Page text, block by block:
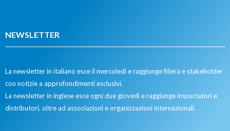
NEWSLETTER
La newsletter in italiano esce il mercoledì e raggiunge filiera e stakeholder
con notizie a approfondimenti esclusivi.
La newsletter in inglese esce ogni due giovedì e raggiunge importatori e
distributori, oltre ad associazioni e organizzazioni internazionali.